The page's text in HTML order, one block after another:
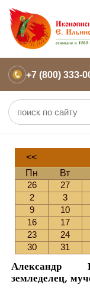
+7 (800) 333-
<<
Пн
Вт
26
27
2
3
9
10
16
17
23
24
30
31
Александр
земледелец,